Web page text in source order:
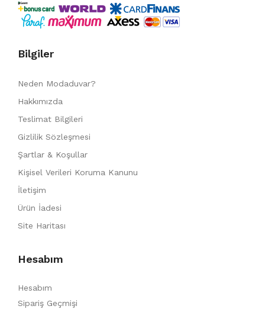
Bilgiler
Neden Modaduvar?
Hakkımızda
Teslimat Bilgileri
Gizlilik Sözleşmesi
Şartlar & Koşullar
Kişisel Verileri Koruma Kanunu
İletişim
Ürün İadesi
Site Haritası
Hesabım
Hesabım
Sipariş Geçmişi